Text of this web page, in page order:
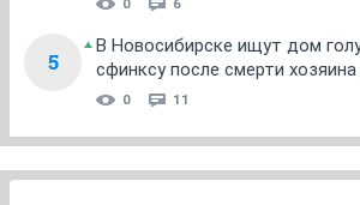
0 6
5
В Новосибирске ищут дом
сфинксу после смерти
0 11